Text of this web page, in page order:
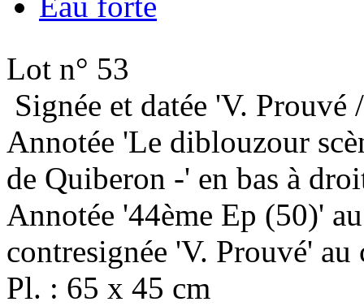
Lot n° 53
Signée et datée 'V. Prouvé
Annotée 'Le diblouzour
de Quiberon -' en bas à
Annotée '44ème Ep (50)'
contresignée 'V. Prouvé'
Pl. : 65 x 45 cm